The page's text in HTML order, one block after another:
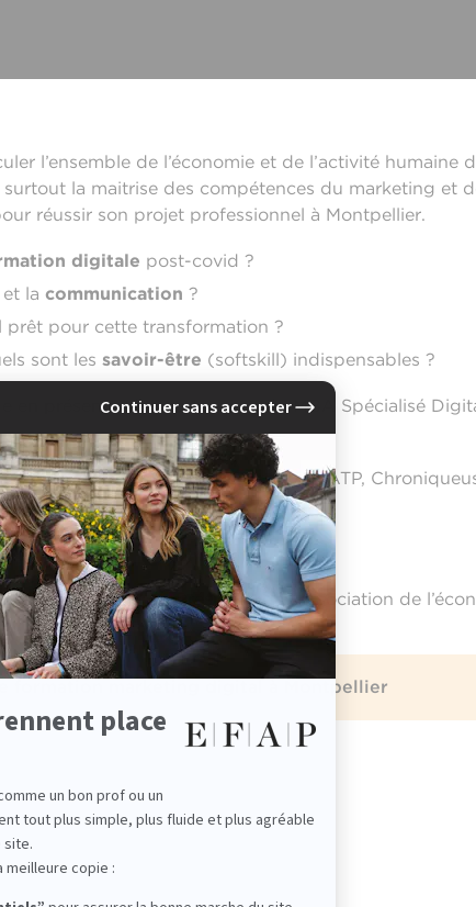
l’ensemble de l’économie et de l’activité humaine
la maitrise des compétences du marketing et
réussir son projet professionnel à Montpellier.
digitale post-covid ?
et la communication ?
prêt pour cette transformation ?
sont les savoir-être (softskill) indispensables ?
présence des partenaires du MBA Spécialisé
numérique du Groupe RATP,
Montpellier
MBADMB et Vice-Président de l’association de
formation marketing digital à Montpellier